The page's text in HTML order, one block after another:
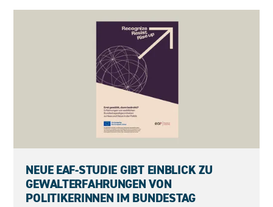
NEUE EAF-STUDIE GIBT EINBLICK ZU
GEWALTERFAHRUNGEN VON
POLITIKERINNEN IM BUNDESTAG